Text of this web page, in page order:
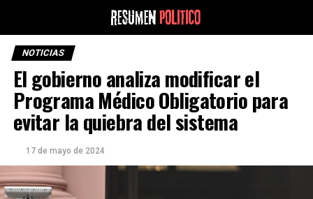
NOTICIAS
El gobierno analiza modificar el
Programa Médico Obligatorio para
evitar la quiebra del sistema
17 de mayo de 2024